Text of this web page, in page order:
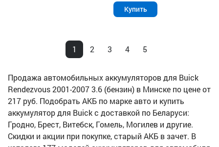
Купить
1 2 3 4 5
Продажа автомобильных аккумуляторов для Buick
Rendezvous 2001-2007 3.6 (бензин) в Минске по цене от
217 руб. Подобрать АКБ по марке авто и купить
аккумулятор для Buick с доставкой по Беларуси:
Гродно, Брест, Витебск, Гомель, Могилев и другие.
Скидки и акции при покупке, старый АКБ в зачет. В